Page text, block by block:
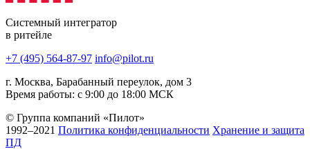
Системный интегратор
в ритейле
+7 (495) 564-87-97 info@pilot.ru
г. Москва, Барабанный переулок, дом 3
Время работы: с 9:00 до 18:00 МСК
© Группа компаний «Пилот»
1992–2021 Политика конфиденциальности Хранение и защита
ПД